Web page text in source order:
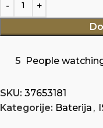
5 People
SKU: 37653181
Kategorije: Baterija ,